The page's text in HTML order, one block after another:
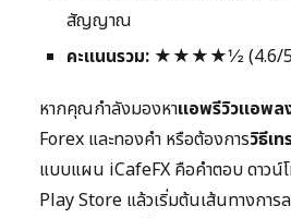
สัญญาณ
คะแนนรวม: ★★★★½ (4.6/
หากคุณกำลังมองหาแอพรีวิวแอพล
Forex และทองคำ หรือต้องการวิธีเ
แบบแผน iCafeFX คือคำตอบ ดาว
Play Store แล้วเริ่มต้นเส้นทางกา